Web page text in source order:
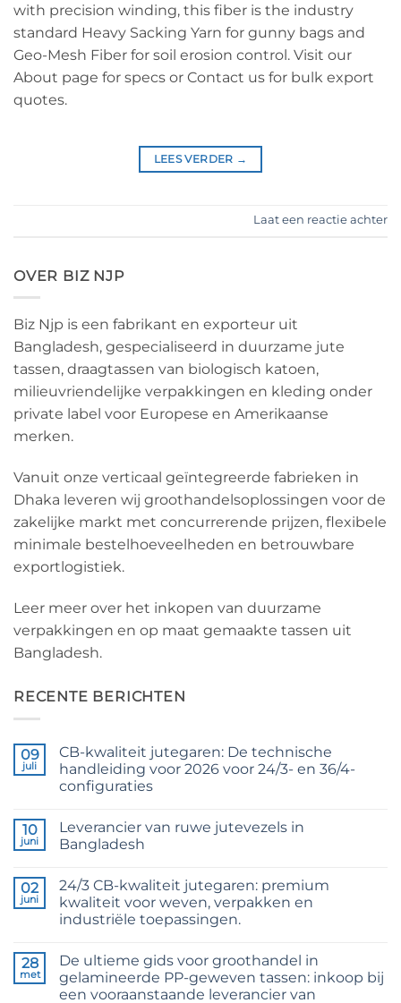
with precision winding, this fiber is the industry
standard Heavy Sacking Yarn for gunny bags and
Geo-Mesh Fiber for soil erosion control. Visit our
About page for specs or Contact us for bulk export
quotes.
LEES VERDER →
Laat een reactie achter
OVER BIZ NJP
Biz Njp is een fabrikant en exporteur uit
Bangladesh, gespecialiseerd in duurzame jute
tassen, draagtassen van biologisch katoen,
milieuvriendelijke verpakkingen en kleding onder
private label voor Europese en Amerikaanse
merken.
Vanuit onze verticaal geïntegreerde fabrieken in
Dhaka leveren wij groothandelsoplossingen voor de
zakelijke markt met concurrerende prijzen, flexibele
minimale bestelhoeveelheden en betrouwbare
exportlogistiek.
Leer meer over het inkopen van duurzame
verpakkingen en op maat gemaakte tassen uit
Bangladesh.
RECENTE BERICHTEN
09
juli
CB-kwaliteit jutegaren: De technische
handleiding voor 2026 voor 24/3- en 36/4-
configuraties
op
CB
Grade
The
Technical
2026
Guide
and
36/4
Configurations
10
juni
Leverancier van ruwe jutevezels in
Bangladesh
op
Raw
Jute
Fibre
02
juni
24/3 CB-kwaliteit jutegaren: premium
kwaliteit voor weven, verpakken en
industriële toepassingen.
op
CB
Grade
28
met
De ultieme gids voor groothandel in
gelamineerde PP-geweven tassen: inkoop bij
een vooraanstaande leverancier van